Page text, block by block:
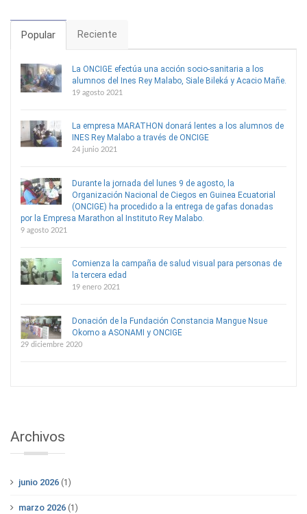
Popular Reciente
La ONCIGE efectúa una acción socio-sanitaria a los
alumnos del Ines Rey Malabo, Siale Bileká y Acacio Mañe.
19 agosto 2021
La empresa MARATHON donará lentes a los alumnos de
INES Rey Malabo a través de ONCIGE
24 junio 2021
Durante la jornada del lunes 9 de agosto, la
Organización Nacional de Ciegos en Guinea Ecuatorial
(ONCIGE) ha procedido a la entrega de gafas donadas
por la Empresa Marathon al Instituto Rey Malabo.
9 agosto 2021
Comienza la campaña de salud visual para personas de
la tercera edad
19 enero 2021
Donación de la Fundación Constancia Mangue Nsue
Okomo a ASONAMI y ONCIGE
29 diciembre 2020
Archivos
junio 2026 (1)
marzo 2026 (1)